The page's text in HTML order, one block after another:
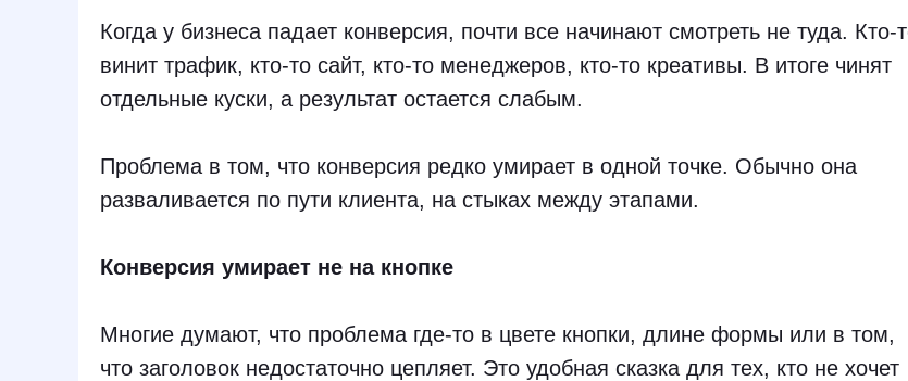
Когда у бизнеса падает конверсия, почти все начинают смотреть не туда. Кто-
винит трафик, кто-то сайт, кто-то менеджеров, кто-то креативы. В итоге чинят
отдельные куски, а результат остается слабым.
Проблема в том, что конверсия редко умирает в одной точке. Обычно она
разваливается по пути клиента, на стыках между этапами.
Конверсия умирает не на кнопке
Многие думают, что проблема где-то в цвете кнопки, длине формы или в том,
что заголовок недостаточно цепляет. Это удобная сказка для тех, кто не хочет